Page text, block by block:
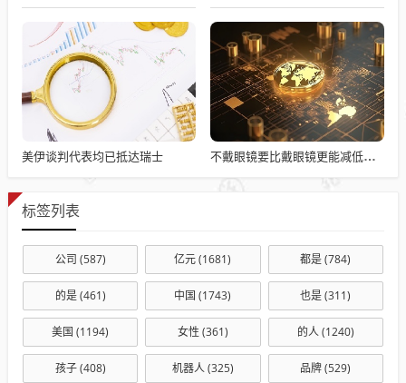
美伊谈判代表均已抵达瑞士 不戴眼镜要比戴眼镜更能减低近视度数
标签列表
公司 (587) 亿元(1681) 都是(784)
的是(461) 中国 (1743) 也是(311)
美国 (1194) 女性 (361) 的人(1240)
孩子(408) 机器人(325) 品牌(529)